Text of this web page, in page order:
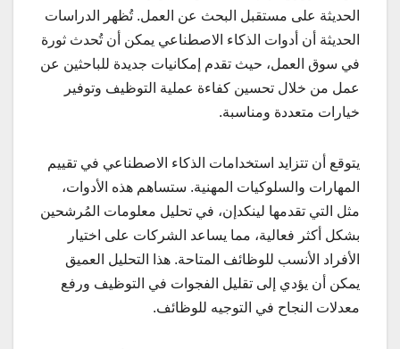
الحديثة على مستقبل البحث عن العمل. تُظهر الدراسات
الحديثة أن أدوات الذكاء الاصطناعي يمكن أن تُحدث ثورة
في سوق العمل، حيث تقدم إمكانيات جديدة للباحثين عن
عمل من خلال تحسين كفاءة عملية التوظيف وتوفير
خيارات متعددة ومناسبة.
يتوقع أن تتزايد استخدامات الذكاء الاصطناعي في تقييم
المهارات والسلوكيات المهنية. ستساهم هذه الأدوات،
مثل التي تقدمها لينكدإن، في تحليل معلومات المُرشحين
بشكل أكثر فعالية، مما يساعد الشركات على اختيار
الأفراد الأنسب للوظائف المتاحة. هذا التحليل العميق
يمكن أن يؤدي إلى تقليل الفجوات في التوظيف ورفع
معدلات النجاح في التوجيه للوظائف.